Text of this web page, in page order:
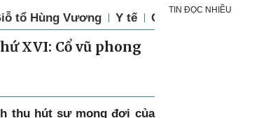
tổ Hùng Vương Y tế Chính sách xã hội
XVI: Cổ vũ phong
thu hút sự mong đợi của
TIN ĐỌC NHIỀU